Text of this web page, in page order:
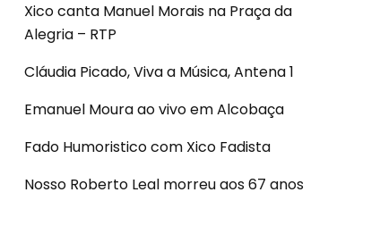
Xico canta Manuel Morais na Praça da
Alegria – RTP
Cláudia Picado, Viva a Música, Antena 1
Emanuel Moura ao vivo em Alcobaça
Fado Humoristico com Xico Fadista
Nosso Roberto Leal morreu aos 67 anos